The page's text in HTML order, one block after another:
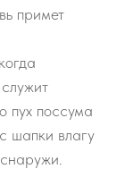
примет
пух поссума
шапки влагу